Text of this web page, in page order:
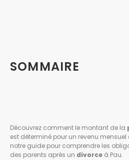
SOMMAIRE
Découvrez comment le montant de la
est déterminé pour un revenu mensuel
notre guide pour comprendre les
des parents après un divorce à Pau.